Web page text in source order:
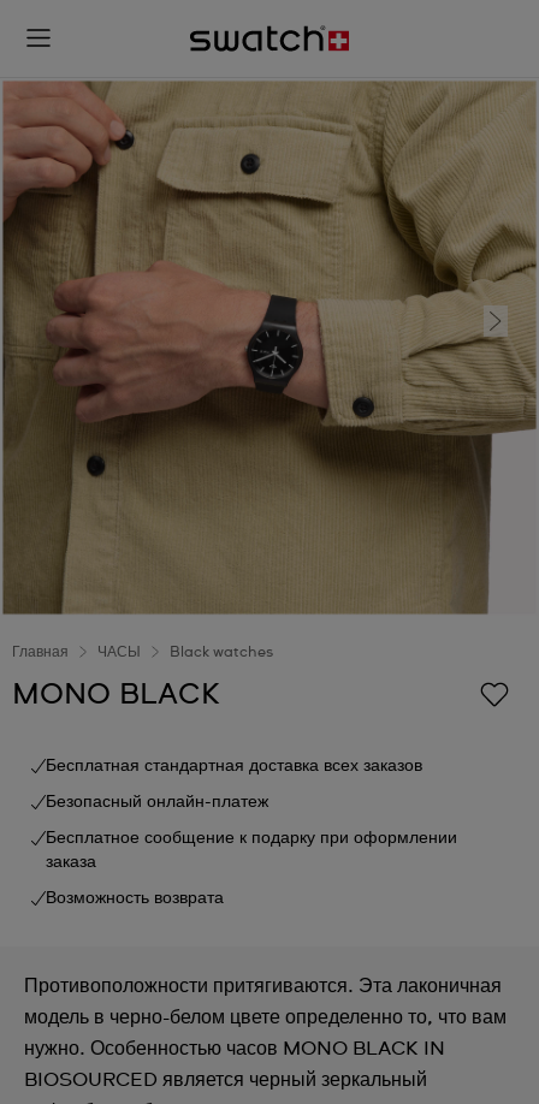
Главная ЧАСЫ Black watches
MONO BLACK
Бесплатная стандартная доставка всех заказов
Безопасный онлайн-платеж
Бесплатное сообщение к подарку при оформлении
заказа
Возможность возврата
Противоположности притягиваются. Эта лаконичная
модель в черно-белом цвете определенно то, что вам
нужно. Особенностью часов MONO BLACK IN
BIOSOURCED является черный зеркальный